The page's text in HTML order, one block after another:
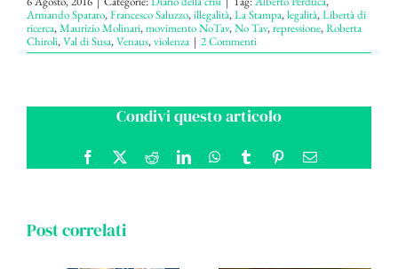
Armando Spataro,Francesco Saluzzo,illegalità,La Stampa,legalità,Libertà di
ricerca,Maurizio Molinari,movimento NoTav,No Tav,repressione,Roberta
Chiroli,Val di Susa,Venaus,violenza | 2 Commenti
Condivi questo articolo
Facebook RedditLinkedInWhatsApp
Tumblr PinterestEmail
Post correlati